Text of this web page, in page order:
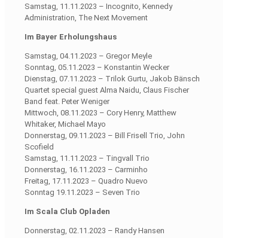
Samstag, 11.11.2023 – Incognito, Kennedy
Administration, The Next Movement
Im Bayer Erholungshaus
Samstag, 04.11.2023 – Gregor Meyle
Sonntag, 05.11.2023 – Konstantin Wecker
Dienstag, 07.11.2023 – Trilok Gurtu, Jakob Bänsch
Quartet special guest Alma Naidu, Claus Fischer
Band feat. Peter Weniger
Mittwoch, 08.11.2023 – Cory Henry, Matthew
Whitaker, Michael Mayo
Donnerstag, 09.11.2023 – Bill Frisell Trio, John
Scofield
Samstag, 11.11.2023 – Tingvall Trio
Donnerstag, 16.11.2023 – Carminho
Freitag, 17.11.2023 – Quadro Nuevo
Sonntag 19.11.2023 – Seven Trio
Im Scala Club Opladen
Donnerstag, 02.11.2023 – Randy Hansen